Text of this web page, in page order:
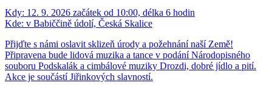
Kdy: 12. 9. 2026 začátek od 10:00, délka 6 hodin
Kde: v Babiččině údolí, Česká Skalice
Přijďte s námi oslavit sklizeň úrody a požehnání naší Země!
Připravena bude lidová muzika a tance v podání Národopisného
souboru Podskalák a cimbálové muziky Drozdi, dobré jídlo a pití.
Akce je součástí Jiřinkových slavností.